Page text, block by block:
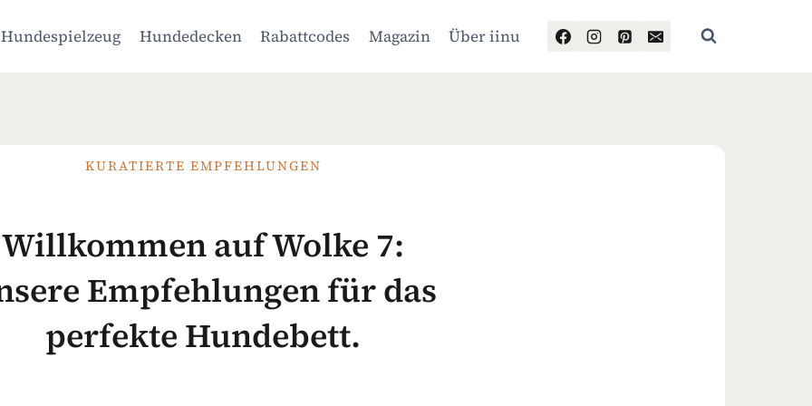
Hundespielzeug Hundedecken Rabattcodes Magazin Über iinu
KURATIERTE EMPFEHLUNGEN
Willkommen auf Wolke 7:
Empfehlungen für das
perfekte Hundebett.